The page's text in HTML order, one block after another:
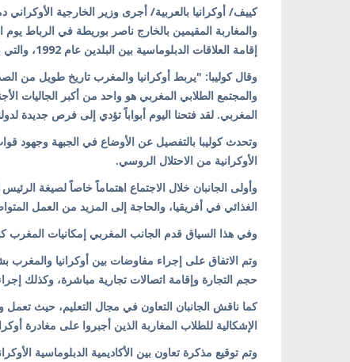
كييف/ أوكرانيا بالعربية/ أجرى وزير الخارجية الأوكراني
إقامة العلاقات الدبلوماسية بين البلدين عام 1992، والتي بدأ فيها جولته الثانية على البلدان الأفريقية.
وقال كوليبا: "يربط أوكرانيا والمغرب تاريخ طويل من
والمجتمع الطلابي المغربي هو واحد من أكبر الجاليات
المغربي. لقد فتحنا اليوم أبواباً تؤدي إلى فرص جديدة
وتحدث كوليبا بالتفصيل عن الأوضاع في الجبهة وجهود
الأوكرانية من الاحتلال الروسي.
وأولى الجانبان خلال الاجتماع اهتماماً خاصاً لصيغة
الغذائي في أفريقيا، والحاجة إلى المزيد من العمل
وفي هذا السياق قدم الجانب المغربي إمكانيات المغرب
وتم الاتفاق على إجراء مفاوضات بين أوكرانيا والمغرب
حجم التجارة وإقامة اتصالات تجارية مباشرة، وكذلك
كما ناقش الجانبان التعاون في مجال التعليم، حيث تعمل
الإشكالية للطلاب المغاربة الذين أجبروا على مغادرة
وتم توقيع مذكرة تعاون بين الأكاديمية الدبلوماسية